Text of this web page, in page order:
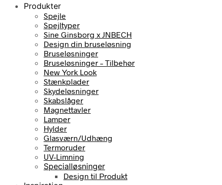
Produkter
Spejle
Spejltyper
Sine Ginsborg x JNBECH
Design din bruseløsning
Bruseløsninger
Bruseløsninger – Tilbehør
New York Look
Stænkplader
Skydeløsninger
Skabslåger
Magnettavler
Lamper
Hylder
Glasværn/Udhæng
Termoruder
UV-Limning
Specialløsninger
Design til Produkt